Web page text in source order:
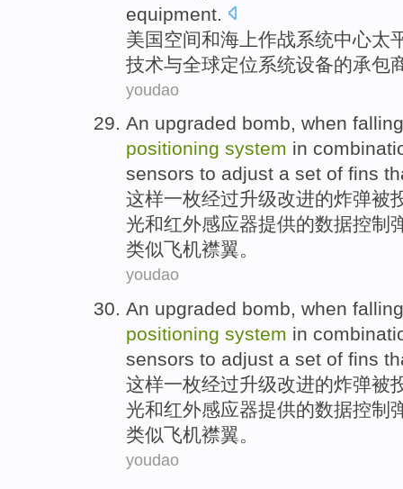
equipment
美国空间和海上作战系统中心太
技术与全球定位系统设备的承包
youdao
An upgraded bomb, when
positioning system in
sensors to adjust a set of fins
这样一枚经过升级改进的炸弹被
光和红外感应器提供的数据控制
类似飞机襟翼。
youdao
An upgraded bomb, when
positioning system in
sensors to adjust a set of fins
这样一枚经过升级改进的炸弹被
光和红外感应器提供的数据控制
类似飞机襟翼。
youdao